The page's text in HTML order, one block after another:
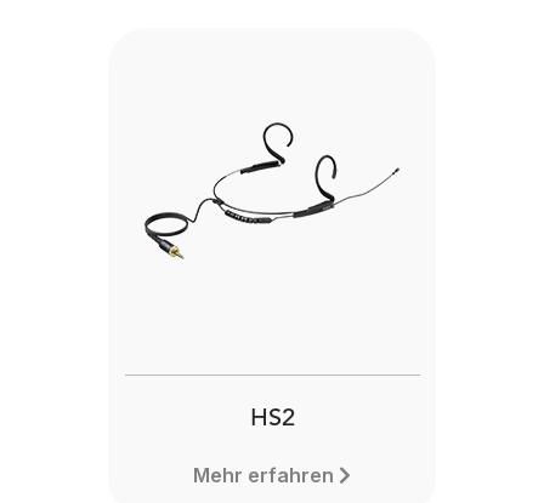
HS2
Mehr erfahren